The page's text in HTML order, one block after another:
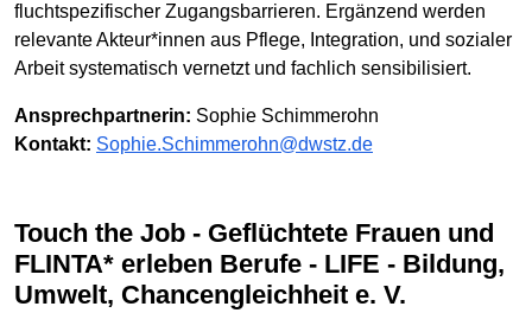
fluchtspezifischer Zugangsbarrieren. Ergänzend werden
relevante Akteur*innen aus Pflege, Integration, und sozialer
Arbeit systematisch vernetzt und fachlich sensibilisiert.
Ansprechpartnerin: Sophie Schimmerohn
Kontakt: Sophie.Schimmerohn@dwstz.de
Touch the Job - Geflüchtete Frauen und
FLINTA* erleben Berufe - LIFE - Bildung,
Umwelt, Chancengleichheit e. V.